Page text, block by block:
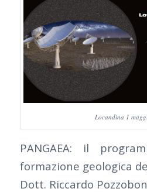
Locandina 1
PANGAEA: il
formazione geologica
Dott. Riccardo Pozzobon